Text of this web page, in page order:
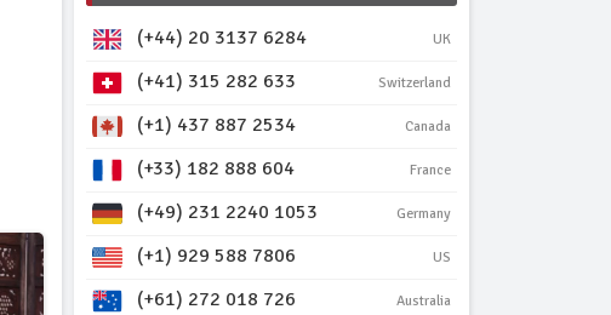
(+44) 20 3137 6284 UK
(+41) 315 282 633 Switzerland
(+1) 437 887 2534 Canada
(+33) 182 888 604 France
(+49) 231 2240 1053 Germany
(+1) 929 588 7806 US
(+61) 272 018 726 Australia